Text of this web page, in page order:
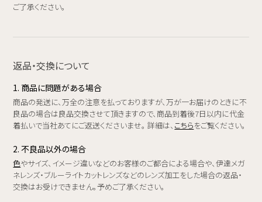
ご了承ください。
返品・交換について
1. 商品に問題がある場合
商品の発送に、万全の注意を払っておりますが、万が一お届けのときに不
良品の場合は良品交換させて頂きますので、商品到着後7日以内に代金
着払いで当社あてにご返送くださいませ。 詳細は、 こちらをご覧ください。
2. 不良品以外の場合
色やサイズ、イメージ違いなどのお客様のご都合による場合や、伊達メガ
ネレンズ・ブルーライトカットレンズなどのレンズ加工をした場合の返品・
交換はお受けできません。予めご了承ください。